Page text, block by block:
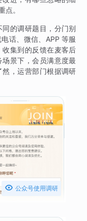
。
的调研题目，分门别
话、微信、APP 等服
集到的反馈在麦客后
景下，会员满意度最
，运营部门根据调研
 公众号使用调研